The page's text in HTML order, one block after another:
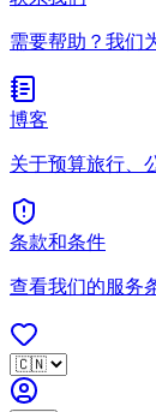
需要帮助？我们
博客
关于预算旅行、
条款和条件
查看我们的服务